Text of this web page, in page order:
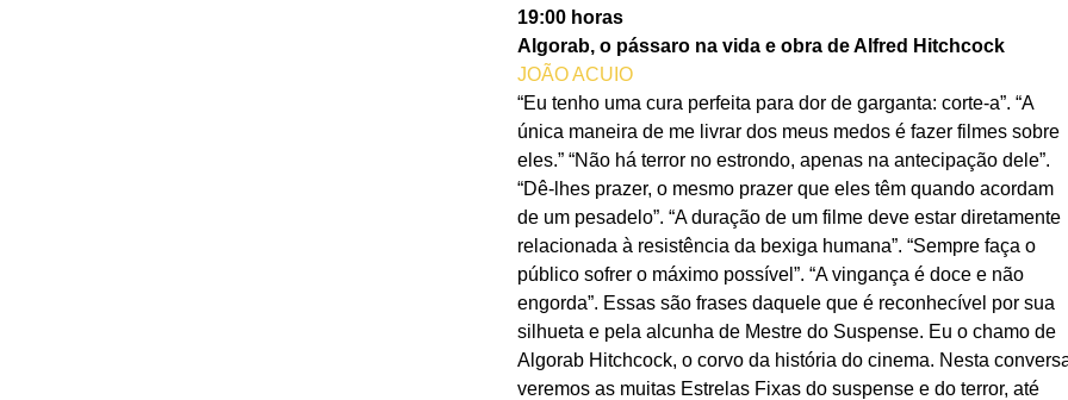
19:00 horas
Algorab, o pássaro na vida e obra de Alfred Hitchcock
JOÃO ACUIO
“Eu tenho uma cura perfeita para dor de garganta: corte-a”. “A
única maneira de me livrar dos meus medos é fazer filmes sobre
eles.” “Não há terror no estrondo, apenas na antecipação dele”.
“Dê-lhes prazer, o mesmo prazer que eles têm quando acordam
de um pesadelo”. “A duração de um filme deve estar diretamente
relacionada à resistência da bexiga humana”. “Sempre faça o
público sofrer o máximo possível”. “A vingança é doce e não
engorda”. Essas são frases daquele que é reconhecível por sua
silhueta e pela alcunha de Mestre do Suspense. Eu o chamo de
Algorab Hitchcock, o corvo da história do cinema. Nesta
veremos as muitas Estrelas Fixas do suspense e do terror, até